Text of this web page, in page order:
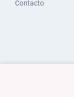
Contacto